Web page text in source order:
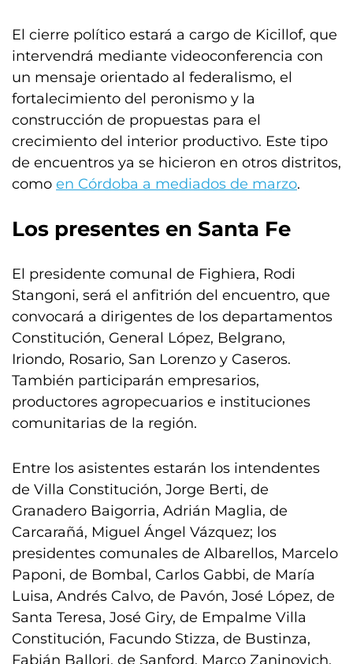
El cierre político estará a cargo de Kicillof, que
intervendrá mediante videoconferencia con
un mensaje orientado al federalismo, el
fortalecimiento del peronismo y la
construcción de propuestas para el
crecimiento del interior productivo. Este tipo
de encuentros ya se hicieron en otros distritos,
como en Córdoba a mediados de marzo.
Los presentes en Santa Fe
El presidente comunal de Fighiera, Rodi
Stangoni, será el anfitrión del encuentro, que
convocará a dirigentes de los departamentos
Constitución, General López, Belgrano,
Iriondo, Rosario, San Lorenzo y Caseros.
También participarán empresarios,
productores agropecuarios e instituciones
comunitarias de la región.
Entre los asistentes estarán los intendentes
de Villa Constitución, Jorge Berti, de
Granadero Baigorria, Adrián Maglia, de
Carcarañá, Miguel Ángel Vázquez; los
presidentes comunales de Albarellos, Marcelo
Paponi, de Bombal, Carlos Gabbi, de María
Luisa, Andrés Calvo, de Pavón, José López, de
Santa Teresa, José Giry, de Empalme Villa
Constitución, Facundo Stizza, de Bustinza,
Fabián Ballori, de Sanford, Marco Zaninovich,